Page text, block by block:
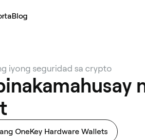
Blog
iyong seguridad sa crypto
OneKey Hardware Wallets